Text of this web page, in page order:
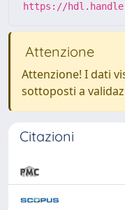
https://
Attenzione
Attenzione! I dati
sottoposti a
Citazioni